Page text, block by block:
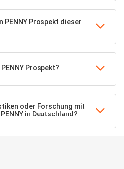
PENNY Prospekt dieser
Prospekt?
oder Forschung mit
in Deutschland?